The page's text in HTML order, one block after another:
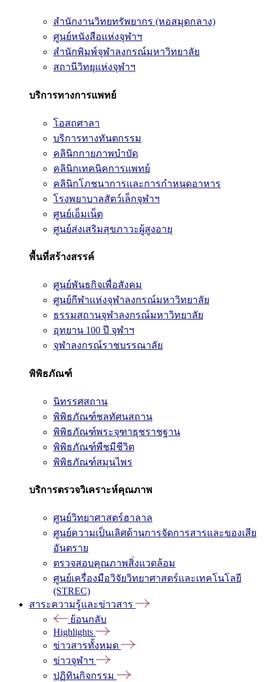
สำนักงานวิทยทรัพยากร (หอสมุดกลาง)
ศูนย์หนังสือแห่งจุฬาฯ
สำนักพิมพ์จุฬาลงกรณ์มหาวิทยาลัย
สถานีวิทยุแห่งจุฬาฯ
บริการทางการแพทย์
โอสถศาลา
บริการทางทันตกรรม
คลินิกกายภาพบำบัด
คลินิกเทคนิคการแพทย์
คลินิกโภชนาการและการกำหนดอาหาร
โรงพยาบาลสัตว์เล็กจุฬาฯ
ศูนย์เอ็มเน็ต
ศูนย์ส่งเสริมสุขภาวะผู้สูงอายุ
พื้นที่สร้างสรรค์
ศูนย์พันธกิจเพื่อสังคม
ศูนย์กีฬาแห่งจุฬาลงกรณ์มหาวิทยาลัย
ธรรมสถานจุฬาลงกรณ์มหาวิทยาลัย
อุทยาน 100 ปี จุฬาฯ
จุฬาลงกรณ์ราชบรรณาลัย
พิพิธภัณฑ์
นิทรรศสถาน
พิพิธภัณฑ์ชลทัศนสถาน
พิพิธภัณฑ์พระจุฑาธุชราชฐาน
พิพิธภัณฑ์พืชมีชีวิต
พิพิธภัณฑ์สมุนไพร
บริการตรวจวิเคราะห์คุณภาพ
ศูนย์วิทยาศาสตร์ฮาลาล
ศูนย์ความเป็นเลิศด้านการจัดการสารและของเสีย
อันตราย
ตรวจสอบคุณภาพสิ่งแวดล้อม
ศูนย์เครื่องมือวิจัยวิทยาศาสตร์และเทคโนโลยี
(STREC)
สาระความรู้และข่าวสาร
ย้อนกลับ
Highlights
ข่าวสารทั้งหมด
ข่าวจุฬาฯ
ปฏิทินกิจกรรม